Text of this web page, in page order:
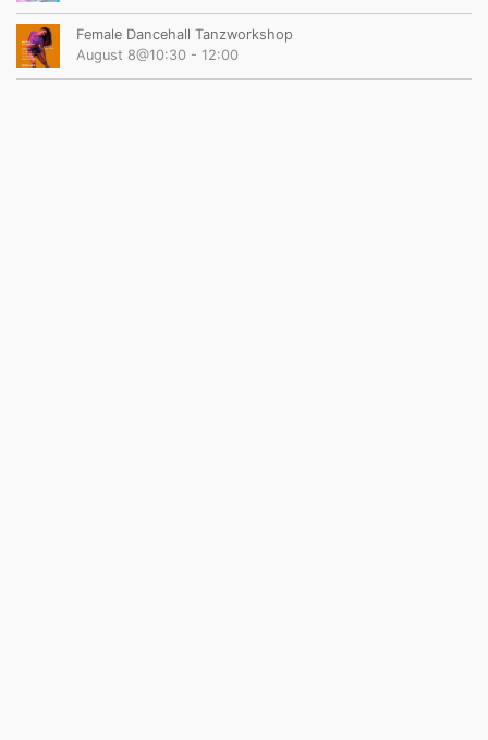
Female Dancehall Tanzworkshop
August 8@10:30 - 12:00